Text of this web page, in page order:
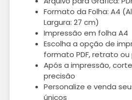
Formato da Folha: A4
Largura: 27 cm)
Impressão em folha A4
Escolha a opção de
formato PDF, retrato
Após a impressão,
precisão
Personalize e venda
únicos